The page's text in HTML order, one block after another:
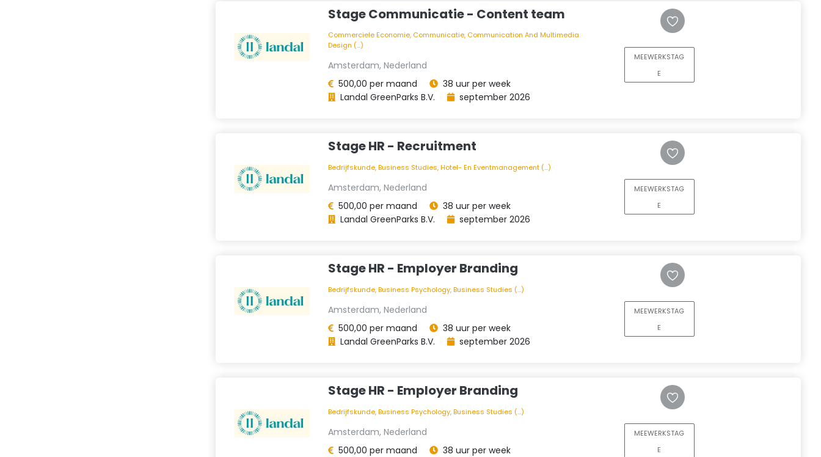
Stage Communicatie - Content team
Commerciele Economie, Communicatie, Communication And Multimedia
Design (...)
Amsterdam, Nederland
500,00 per maand
38 uur per week
Landal GreenParks B.V.
september 2026
MEEWERKSTAG
E
Stage HR - Recruitment
Bedrijfskunde, Business Studies, Hotel- En Eventmanagement (...)
Amsterdam, Nederland
500,00 per maand
38 uur per week
Landal GreenParks B.V.
september 2026
MEEWERKSTAG
E
Stage HR - Employer Branding
Bedrijfskunde, Business Psychology, Business Studies (...)
Amsterdam, Nederland
500,00 per maand
38 uur per week
Landal GreenParks B.V.
september 2026
MEEWERKSTAG
E
Stage HR - Employer Branding
Bedrijfskunde, Business Psychology, Business Studies (...)
Amsterdam, Nederland
500,00 per maand
38 uur per week
MEEWERKSTAG
E